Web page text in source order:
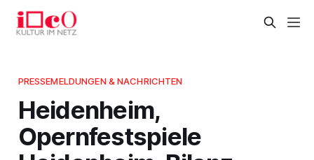
PRESSEMELDUNGEN & NACHRICHTEN
Heidenheim,
Opernfestspiele